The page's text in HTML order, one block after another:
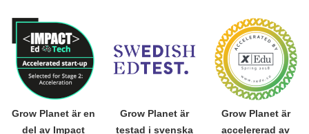
Grow Planet är en
del av Impact
Grow Planet är
testad i svenska
Grow Planet är
accelererad av